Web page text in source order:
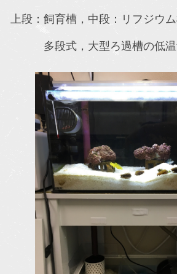
上段：飼育槽，中段：リフジウ
多段式，大型ろ過槽の低